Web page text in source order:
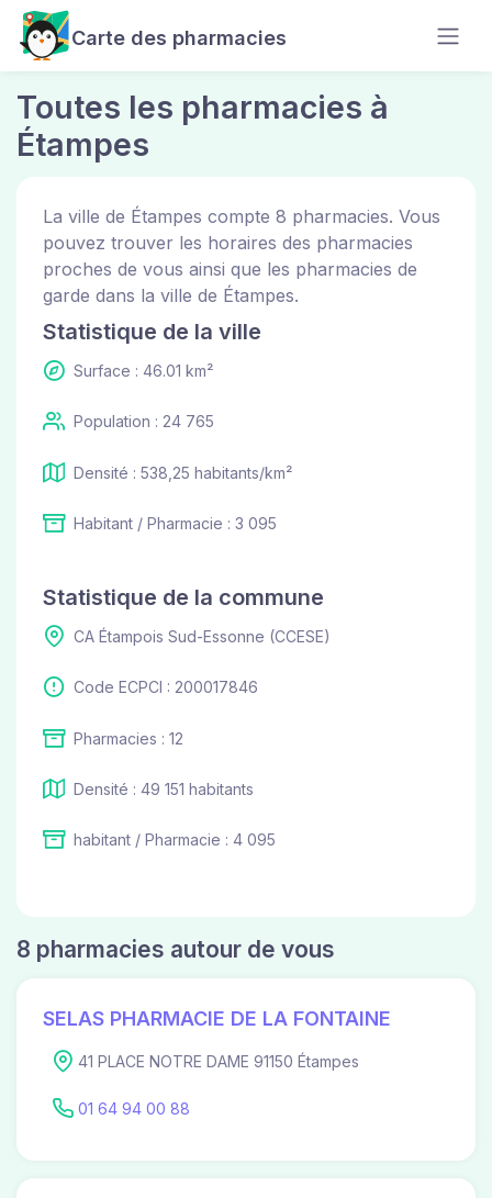
Carte des pharmacies
Toutes les pharmacies à
Étampes
La ville de Étampes compte 8 pharmacies. Vous
pouvez trouver les horaires des pharmacies
proches de vous ainsi que les pharmacies de
garde dans la ville de Étampes.
Statistique de la ville
Surface : 46.01 km²
Population : 24 765
Densité : 538,25 habitants/km²
Habitant / Pharmacie : 3 095
Statistique de la commune
CA Étampois Sud-Essonne (CCESE)
Code ECPCI : 200017846
Pharmacies : 12
Densité : 49 151 habitants
habitant / Pharmacie : 4 095
8 pharmacies autour de vous
SELAS PHARMACIE DE LA FONTAINE
41 PLACE NOTRE DAME 91150 Étampes
01 64 94 00 88